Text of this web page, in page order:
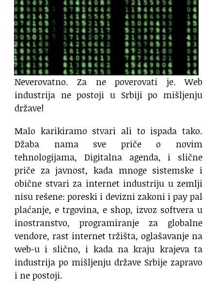
Neverovatno. Za ne poverovati je. Web
industrija ne postoji u Srbiji po mišljenju
države!
Malo karikiramo stvari ali to ispada tako.
Džaba nama sve priče o novim
tehnologijama, Digitalna agenda, i slične
priče za javnost, kada mnoge sistemske i
obične stvari za internet industriju u zemlji
nisu rešene: poreski i devizni zakoni i pay pal
plaćanje, e trgovina, e shop, izvoz softvera u
inostranstvo, programiranje za globalne
vendore, rast internet tržišta, oglašavanje na
web-u i slično, i kada na kraju krajeva ta
industrija po mišljenju države Srbije zapravo
i ne postoji.